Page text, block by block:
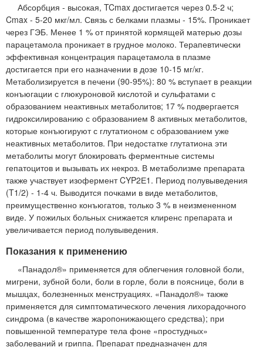
Абсорбция - высокая, TCmax достигается через 0.5-2 ч;
Cmax - 5-20 мкг/мл. Связь с белками плазмы - 15%. Проникает
через ГЭБ. Менее 1 % от принятой кормящей матерью дозы
парацетамола проникает в грудное молоко. Терапевтически
эффективная концентрация парацетамола в плазме
достигается при его назначении в дозе 10-15 мг/кг.
Метаболизируется в печени (90-95%): 80 % вступает в реакции
конъюгации с глюкуроновой кислотой и сульфатами с
образованием неактивных метаболитов; 17 % подвергается
гидроксилированию с образованием 8 активных метаболитов,
которые конъюгируют с глутатионом с образованием уже
неактивных метаболитов. При недостатке глутатиона эти
метаболиты могут блокировать ферментные системы
гепатоцитов и вызывать их некроз. В метаболизме препарата
также участвует изофермент CYP2Е1. Период полувыведения
(T1/2) - 1-4 ч. Выводится почками в виде метаболитов,
преимущественно конъюгатов, только 3 % в неизмененном
виде. У пожилых больных снижается клиренс препарата и
увеличивается период полувыведения.
Показания к применению
«Панадол®» применяется для облегчения головной боли,
мигрени, зубной боли, боли в горле, боли в пояснице, боли в
мышцах, болезненных менструациях. «Панадол®» также
применяется для симптоматического лечения лихорадочного
синдрома (в качестве жаропонижающего средства); при
повышенной температуре тела фоне «простудных»
заболеваний и гриппа. Препарат предназначен для